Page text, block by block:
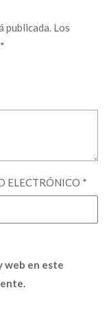
publicada. Los
*
ELECTRÓNICO *
web en este